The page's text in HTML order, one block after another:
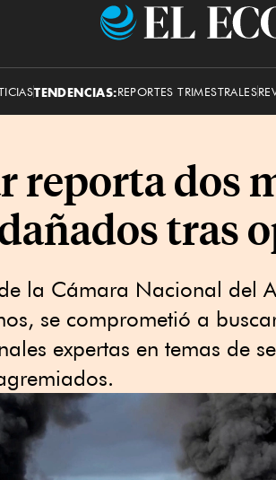
TENDENCIAS:REPORTES TRIMESTRALES
reporta dos
tras
la Cámara Nacional del
se comprometió a
expertas en temas de